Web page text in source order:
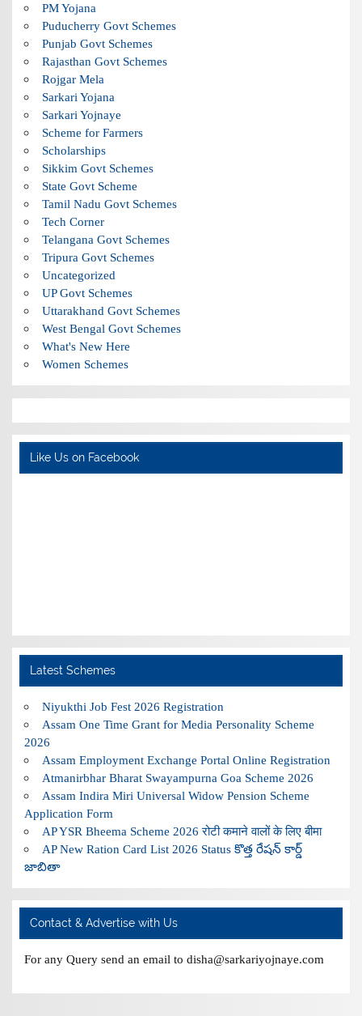
PM Yojana
Puducherry Govt Schemes
Punjab Govt Schemes
Rajasthan Govt Schemes
Rojgar Mela
Sarkari Yojana
Sarkari Yojnaye
Scheme for Farmers
Scholarships
Sikkim Govt Schemes
State Govt Scheme
Tamil Nadu Govt Schemes
Tech Corner
Telangana Govt Schemes
Tripura Govt Schemes
Uncategorized
UP Govt Schemes
Uttarakhand Govt Schemes
West Bengal Govt Schemes
What's New Here
Women Schemes
Like Us on Facebook
Latest Schemes
Niyukthi Job Fest 2026 Registration
Assam One Time Grant for Media Personality Scheme
2026
Assam Employment Exchange Portal Online Registration
Atmanirbhar Bharat Swayampurna Goa Scheme 2026
Assam Indira Miri Universal Widow Pension Scheme
Application Form
AP YSR Bheema Scheme 2026 रोटी कमाने वालों के लिए बीमा
AP New Ration Card List 2026 Status కొత్త రేషన్ కార్డ్
జాబితా
Contact & Advertise with Us
For any Query send an email to disha@sarkariyojnaye.com